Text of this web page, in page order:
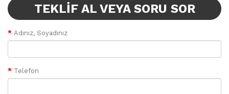
TEKLIF AL VEYA SORU SOR
Adınız, Soyadınız
Telefon